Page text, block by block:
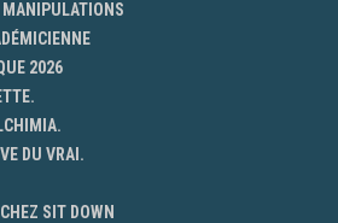
MANIPULATIONS
2026
DU VRAI.
SIT DOWN